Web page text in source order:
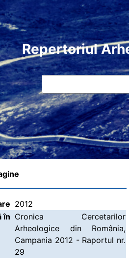
Repertoriul
2012
în Cronica Cercetarilor
Arheologice din România,
Campania 2012 - Raportul nr.
29